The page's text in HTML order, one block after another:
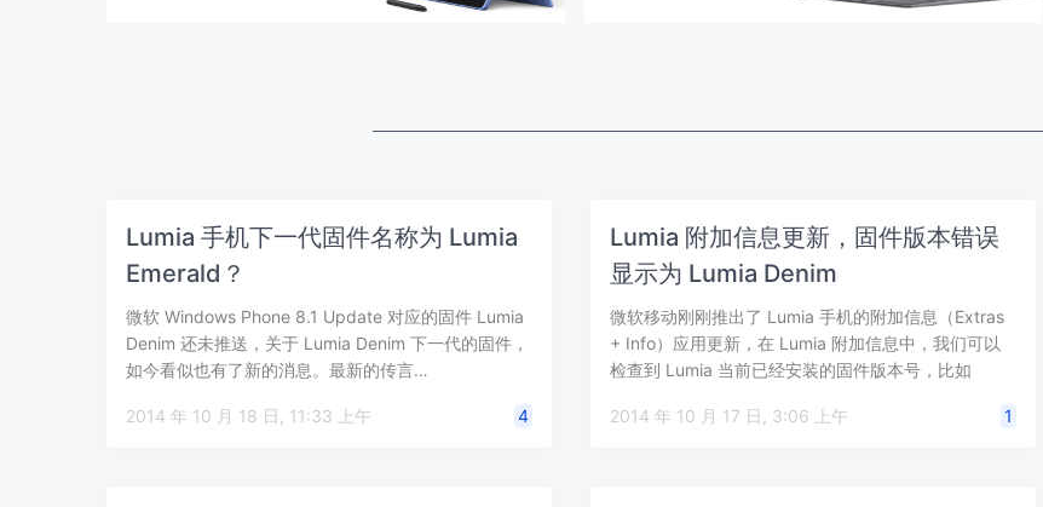
Lumia 手机下一代固件名称为 Lumia
Emerald？
微软 Windows Phone 8.1 Update 对应的固件 Lumia
Denim 还未推送，关于 Lumia Denim 下一代的固件，
如今看似也有了新的消息。最新的传言…
2014 年 10 月 18 日, 11:33 上午 4
Lumia 附加信息更新，固件版本错误
显示为 Lumia Denim
微软移动刚刚推出了 Lumia 手机的附加信息（Extras
+ Info）应用更新，在 Lumia 附加信息中，我们可以
检查到 Lumia 当前已经安装的固件版本号，比如
2014 年 10 月 17 日, 3:06 上午
1